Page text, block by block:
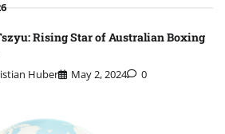
Rising Star of Australian Boxing
Huber May 2, 2024 0